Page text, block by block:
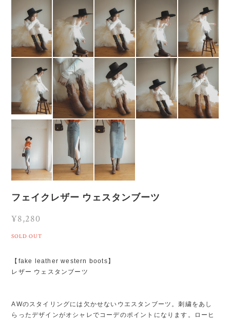
フェイクレザー ウェスタンブーツ
¥8,280
SOLD OUT
【fake leather western boots】
レザー ウェスタンブーツ
AWのスタイリングには欠かせないウエスタンブーツ。刺繍をあし
らったデザインがオシャレでコーデのポイントになります。ローヒ